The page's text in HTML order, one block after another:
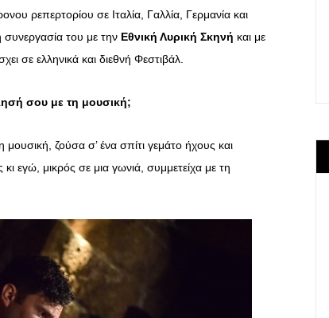
ρεπερτορίου σε Ιταλία, Γαλλία, Γερμανία και
συνεργασία του με την Εθνική Λυρική Σκηνή και με
σε ελληνικά και διεθνή Φεστιβάλ.
σου με τη μουσική;
ζούσα σ’ ένα σπίτι γεμάτο ήχους και
εγώ, μικρός σε μια γωνιά, συμμετείχα με τη